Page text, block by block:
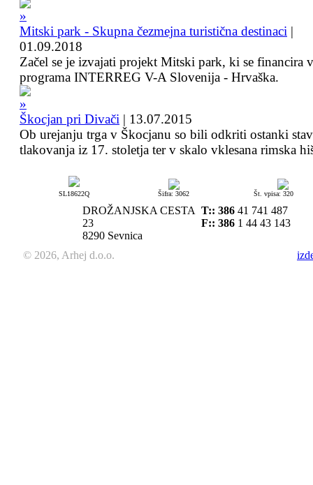
Mitski park - Skupna čezmejna turistična destinaci |
01.09.2018
Začel se je izvajati projekt Mitski park, ki se financira
programa INTERREG V-A Slovenija - Hrvaška.
Škocjan pri Divači | 13.07.2015
Ob urejanju trga v Škocjanu so bili odkriti ostanki
tlakovanja iz 17. stoletja ter v skalo vklesana rimska
SL18622Q Šifra: 3062 Št. vpisa: 320
DROŽANJSKA CESTA
23
8290 Sevnica
T:: 386 41 741 487
F:: 386 1 44 43 143
© 2026, Arhej d.o.o.